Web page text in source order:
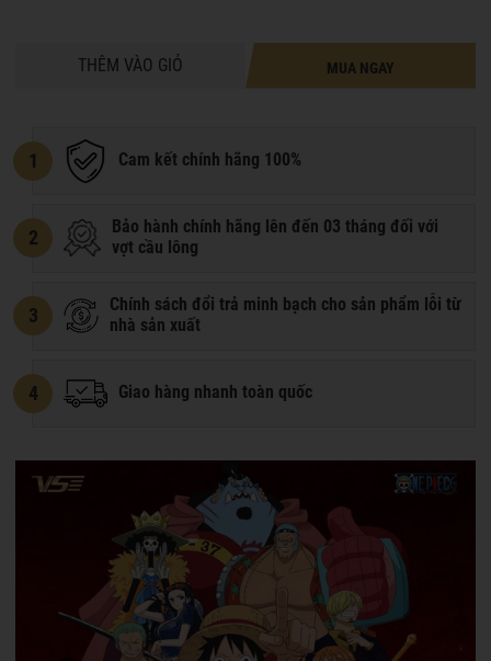
THÊM VÀO GIỎ MUA NGAY
1 Cam kết chính hãng 100%
2
Bảo hành chính hãng lên đến 03 tháng đối với
vợt cầu lông
3
Chính sách đổi trả minh bạch cho sản phẩm lỗi từ
nhà sản xuất
4 Giao hàng nhanh toàn quốc